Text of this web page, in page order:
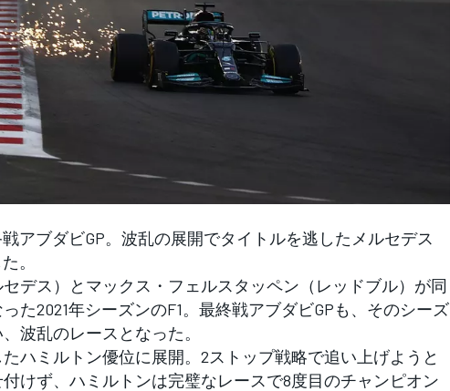
アブダビGP。波乱の展開でタイトルを逃したメルセデス
。
デス）とマックス・フェルスタッペン（レッドブル）が同
た2021年シーズンのF1。最終戦アブダビGPも、そのシーズ
波乱のレースとなった。
ハミルトン優位に展開。2ストップ戦略で追い上げようと
けず、ハミルトンは完璧なレースで8度目のチャンピオン